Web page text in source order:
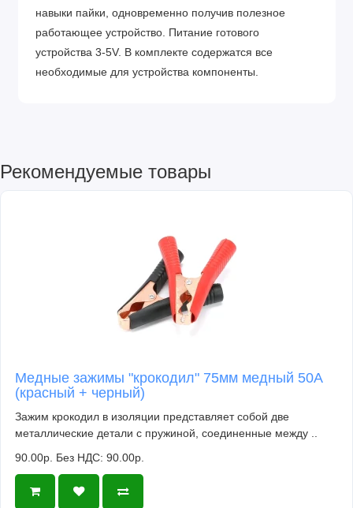
навыки пайки, одновременно получив полезное
работающее устройство. Питание готового
устройства 3-5V. В комплекте содержатся все
необходимые для устройства компоненты.
Рекомендуемые товары
Медные зажимы "крокодил" 75мм медный 50A
(красный + черный)
Зажим крокодил в изоляции представляет собой две
металлические детали с пружиной, соединенные между ..
90.00р. Без НДС: 90.00р.